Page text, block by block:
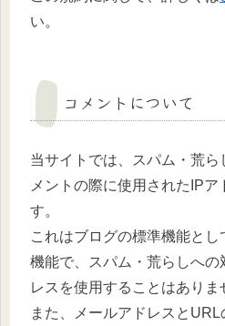
い。
コメントについて
当サイトでは、スパム・荒ら
メントの際に使用されたIPア
す。
これはブログの標準機能と
機能で、スパム・荒らしへの
レスを使用することはありま
また、メールアドレスと